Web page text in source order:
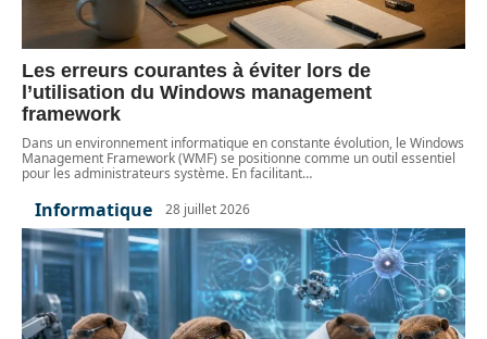
Les erreurs courantes à éviter lors de
l’utilisation du Windows management
framework
Dans un environnement informatique en constante évolution, le Windows
Management Framework (WMF) se positionne comme un outil essentiel
pour les administrateurs système. En facilitant…
Informatique 28 juillet 2026